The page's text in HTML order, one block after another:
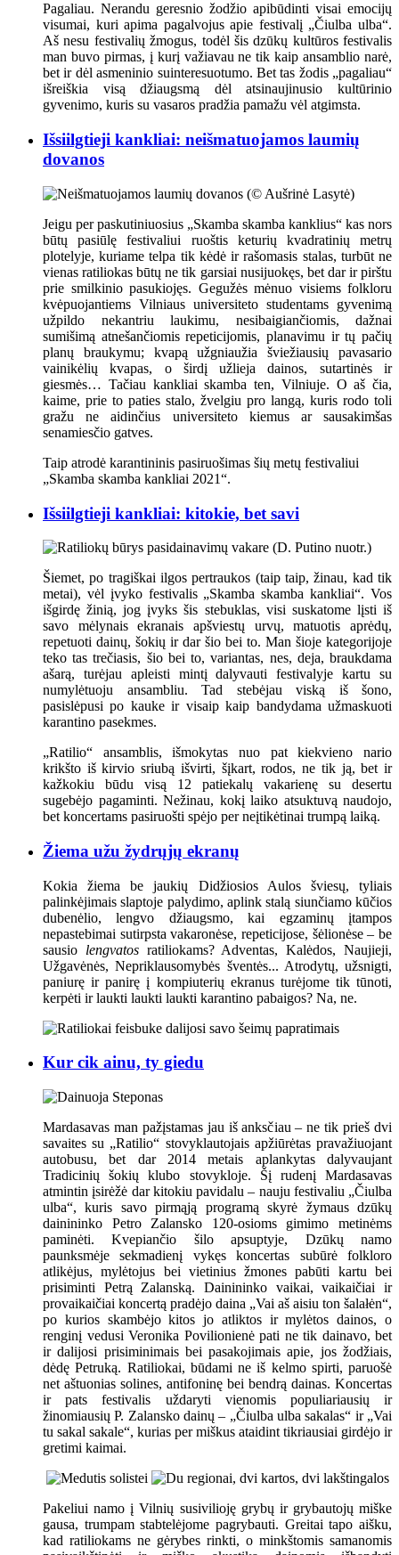
Pagaliau. Nerandu geresnio žodžio apibūdinti visai emocijų
visumai, kuri apima pagalvojus apie festivalį „Čiulba ulba“.
Aš nesu festivalių žmogus, todėl šis dzūkų kultūros festivalis
man buvo pirmas, į kurį važiavau ne tik kaip ansamblio narė,
bet ir dėl asmeninio suinteresuotumo. Bet tas žodis „pagaliau“
išreiškia visą džiaugsmą dėl atsinaujinusio kultūrinio
gyvenimo, kuris su vasaros pradžia pamažu vėl atgimsta.
Išsiilgtieji kankliai: neišmatuojamos laumių
dovanos
Jeigu per paskutiniuosius „Skamba skamba kanklius“ kas nors
būtų pasiūlę festivaliui ruoštis keturių kvadratinių metrų
plotelyje, kuriame telpa tik kėdė ir rašomasis stalas, turbūt ne
vienas ratiliokas būtų ne tik garsiai nusijuokęs, bet dar ir pirštu
prie smilkinio pasukiojęs. Gegužės mėnuo visiems folkloru
kvėpuojantiems Vilniaus universiteto studentams gyvenimą
užpildo nekantriu laukimu, nesibaigiančiomis, dažnai
sumišimą atnešančiomis repeticijomis, planavimu ir tų pačių
planų braukymu; kvapą užgniaužia šviežiausių pavasario
vainikėlių kvapas, o širdį užlieja dainos, sutartinės ir
giesmės… Tačiau kankliai skamba ten, Vilniuje. O aš čia,
kaime, prie to paties stalo, žvelgiu pro langą, kuris rodo toli
gražu ne aidinčius universiteto kiemus ar sausakimšas
senamiesčio gatves.
Taip atrodė karantininis pasiruošimas šių metų festivaliui
„Skamba skamba kankliai 2021“.
Išsiilgtieji kankliai: kitokie, bet savi
Šiemet, po tragiškai ilgos pertraukos (taip taip, žinau, kad tik
metai), vėl įvyko festivalis „Skamba skamba kankliai“. Vos
išgirdę žinią, jog įvyks šis stebuklas, visi suskatome lįsti iš
savo mėlynais ekranais apšviestų urvų, matuotis aprėdų,
repetuoti dainų, šokių ir dar šio bei to. Man šioje kategorijoje
teko tas trečiasis, šio bei to, variantas, nes, deja, braukdama
ašarą, turėjau apleisti mintį dalyvauti festivalyje kartu su
numylėtuoju ansambliu. Tad stebėjau viską iš šono,
pasislėpusi po kauke ir visaip kaip bandydama užmaskuoti
karantino pasekmes.
„Ratilio“ ansamblis, išmokytas nuo pat kiekvieno nario
krikšto iš kirvio sriubą išvirti, šįkart, rodos, ne tik ją, bet ir
kažkokiu būdu visą 12 patiekalų vakarienę su desertu
sugebėjo pagaminti. Nežinau, kokį laiko atsuktuvą naudojo,
bet koncertams pasiruošti spėjo per neįtikėtinai trumpą laiką.
Žiema užu žydrųjų ekranų
Kokia žiema be jaukių Didžiosios Aulos šviesų, tyliais
palinkėjimais slaptoje palydimo, aplink stalą siunčiamo kūčios
dubenėlio, lengvo džiaugsmo, kai egzaminų įtampos
nepastebimai sutirpsta vakaronėse, repeticijose, šėlionėse – be
sausio lengvatosratiliokams? Adventas, Kalėdos, Naujieji,
Užgavėnės, Nepriklausomybės šventės... Atrodytų, užsnigti,
paniurę ir panirę į kompiuterių ekranus turėjome tik tūnoti,
kerpėti ir laukti laukti laukti karantino pabaigos? Na, ne.
Kur cik ainu, ty giedu
Mardasavas man pažįstamas jau iš anksčiau – ne tik prieš dvi
savaites su „Ratilio“ stovyklautojais apžiūrėtas pravažiuojant
autobusu, bet dar 2014 metais aplankytas dalyvaujant
Tradicinių šokių klubo stovykloje. Šį rudenį Mardasavas
atmintin įsirėžė dar kitokiu pavidalu – nauju festivaliu „Čiulba
ulba“, kuris savo pirmąją programą skyrė žymaus dzūkų
dainininko Petro Zalansko 120-osioms gimimo metinėms
paminėti. Kvepiančio šilo apsuptyje, Dzūkų namo
paunksmėje sekmadienį vykęs koncertas subūrė folkloro
atlikėjus, mylėtojus bei vietinius žmones pabūti kartu bei
prisiminti Petrą Zalanską. Dainininko vaikai, vaikaičiai ir
provaikaičiai koncertą pradėjo daina „Vai aš aisiu ton šalałėn“,
po kurios skambėjo kitos jo atliktos ir mylėtos dainos, o
renginį vedusi Veronika Povilionienė pati ne tik dainavo, bet
ir dalijosi prisiminimais bei pasakojimais apie, jos žodžiais,
dėdę Petruką. Ratiliokai, būdami ne iš kelmo spirti, paruošė
net aštuonias solines, antifoninę bei bendrą dainas. Koncertas
ir pats festivalis uždaryti vienomis populiariausių ir
žinomiausių P. Zalansko dainų – „Čiulba ulba sakalas“ ir „Vai
tu sakal sakale“, kurias per miškus ataidint tikriausiai girdėjo ir
gretimi kaimai.
Pakeliui namo į Vilnių susivilioję grybų ir grybautojų miške
gausa, trumpam stabtelėjome pagrybauti. Greitai tapo aišku,
kad ratiliokams ne gėrybes rinkti, o minkštomis samanomis